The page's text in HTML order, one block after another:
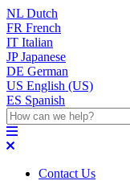
NL Dutch
FR French
IT Italian
JP Japanese
DE German
US English (US)
ES Spanish
Contact Us